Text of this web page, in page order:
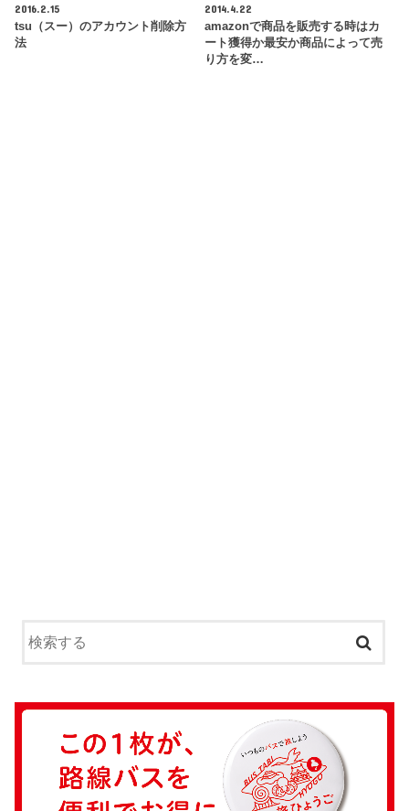
2016.2.15
tsu（スー）のアカウント削除方
法
2014.4.22
amazonで商品を販売する時はカ
ート獲得か最安か商品によって売
り方を変…